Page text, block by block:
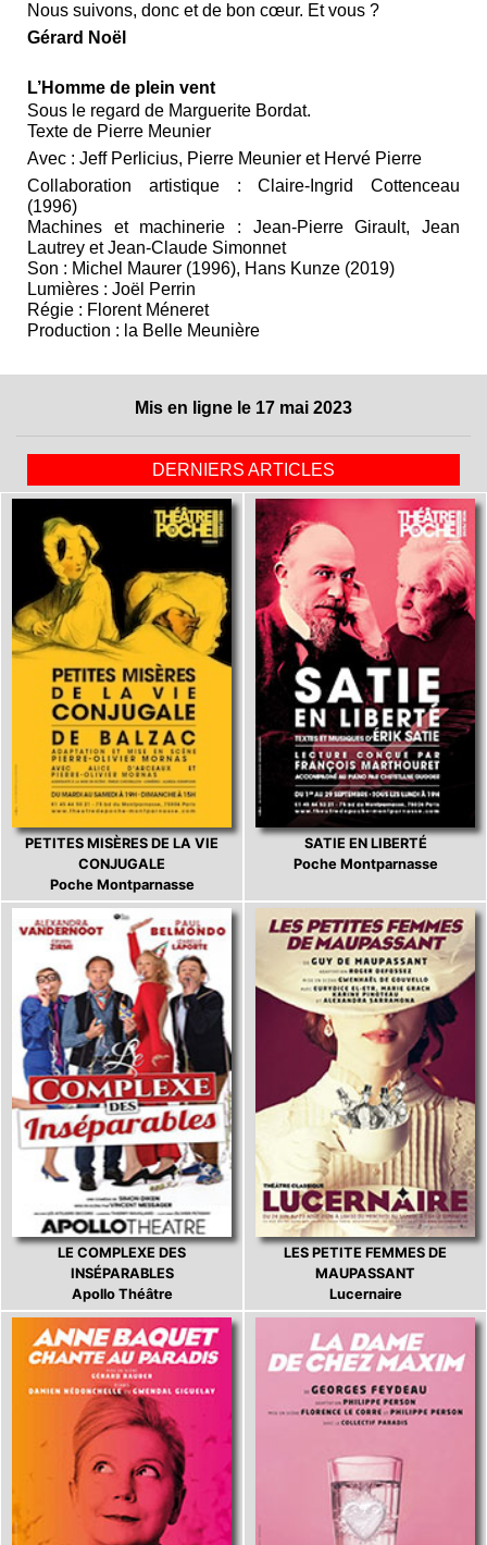
Nous suivons, donc et de bon cœur. Et vous ?
Gérard Noël
L’Homme de plein vent
Sous le regard de Marguerite Bordat.
Texte de Pierre Meunier
Avec : Jeff Perlicius, Pierre Meunier et Hervé Pierre
Collaboration artistique : Claire-Ingrid Cottenceau
(1996)
Machines et machinerie : Jean-Pierre Girault, Jean
Lautrey et Jean-Claude Simonnet
Son : Michel Maurer (1996), Hans Kunze (2019)
Lumières : Joël Perrin
Régie : Florent Méneret
Production : la Belle Meunière
Mis en ligne le 17 mai 2023
DERNIERS ARTICLES
PETITES MISÈRES DE LA VIE
CONJUGALE
Poche Montparnasse
SATIE EN LIBERTÉ
Poche Montparnasse
LE COMPLEXE DES
INSÉPARABLES
Apollo Théâtre
LES PETITE FEMMES DE
MAUPASSANT
Lucernaire